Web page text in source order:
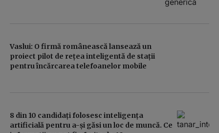
Vaslui: O firmă românească lansează un
proiect pilot de rețea inteligentă de stații
pentru încărcarea telefoanelor mobile
8 din 10 candidați folosesc inteligența
artificială pentru a-și găsi un loc de muncă. Ce